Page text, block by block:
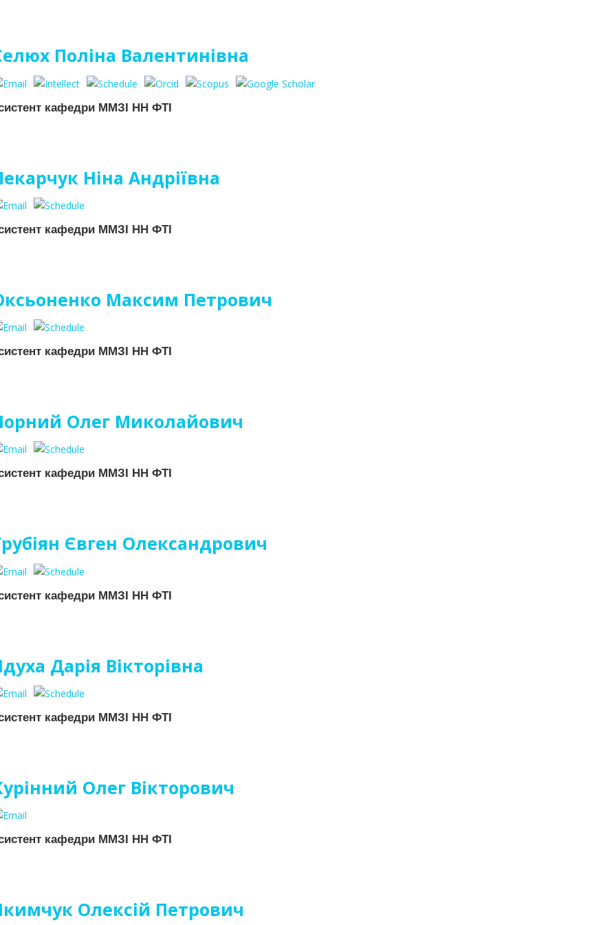
Поліна Валентинівна
кафедри ММЗІ НН ФТІ
Ніна Андріївна
кафедри ММЗІ НН ФТІ
Максим Петрович
кафедри ММЗІ НН ФТІ
Олег Миколайович
кафедри ММЗІ НН ФТІ
Євген Олександрович
кафедри ММЗІ НН ФТІ
Дарія Вікторівна
кафедри ММЗІ НН ФТІ
Олег Вікторович
кафедри ММЗІ НН ФТІ
Олексій Петрович